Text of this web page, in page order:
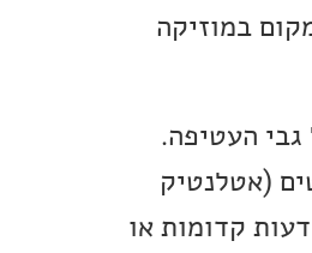
במוזיקה
העטיפה.
(אטלנטיק
קדומות או